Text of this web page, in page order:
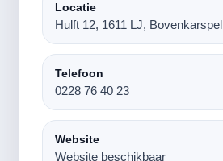
Locatie
Hulft 12, 1611 LJ, Bovenkarspel
Telefoon
0228 76 40 23
Website
Website beschikbaar